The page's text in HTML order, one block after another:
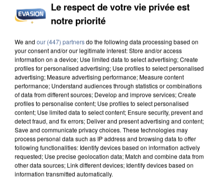
APRÈS TOUTES CES CANICULES, LES REFUGES
DE FAUNE SAUVAGE SONT...
Le respect de votre vie privée est
notre priorité
We and our (447) partnersdo the following data processing based on
your consent and/or our legitimate interest: Store and/or access
information on a device; Use limited data to select advertising; Create
profiles for personalised advertising; Use profiles to select personalised
advertising; Measure advertising performance; Measure content
performance; Understand audiences through statistics or combinations
of data from different sources; Develop and improve services; Create
profiles to personalise content; Use profiles to select personalised
content; Use limited data to select content; Ensure security, prevent and
detect fraud, and fix errors; Deliver and present advertising and content;
Save and communicate privacy choices. These technologies may
process personal data such as IP address and browsing data to offer
following functionalities: Identify devices based on information actively
requested; Use precise geolocation data; Match and combine data from
other data sources; Link different devices; Identify devices based on
information transmitted automatically.